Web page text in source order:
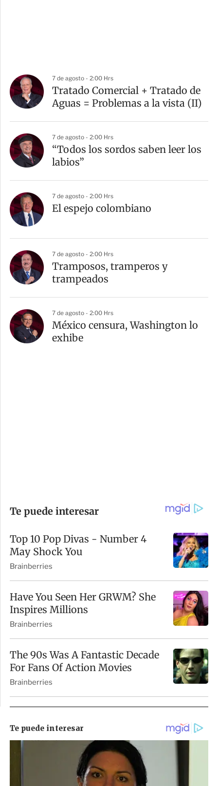
7 de agosto - 2:00 Hrs
Tratado Comercial + Tratado de
Aguas = Problemas a la vista (II)
7 de agosto - 2:00 Hrs
“Todos los sordos saben leer los
labios”
7 de agosto - 2:00 Hrs
El espejo colombiano
7 de agosto - 2:00 Hrs
Tramposos, tramperos y
trampeados
7 de agosto - 2:00 Hrs
México censura, Washington lo
exhibe